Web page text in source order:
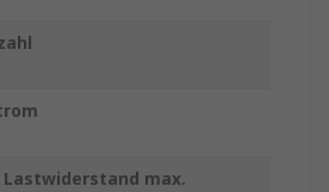
Lastwiderstand max.